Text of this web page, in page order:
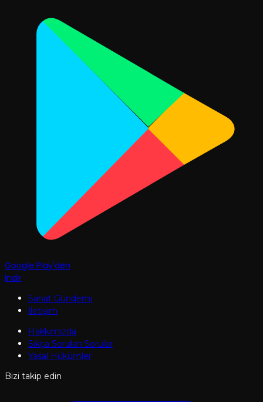
Google Play'den
İndir
Sanat Gündemi
İletişim
Hakkımızda
Sıkça Sorulan Sorular
Yasal Hükümler
Bizi takip edin